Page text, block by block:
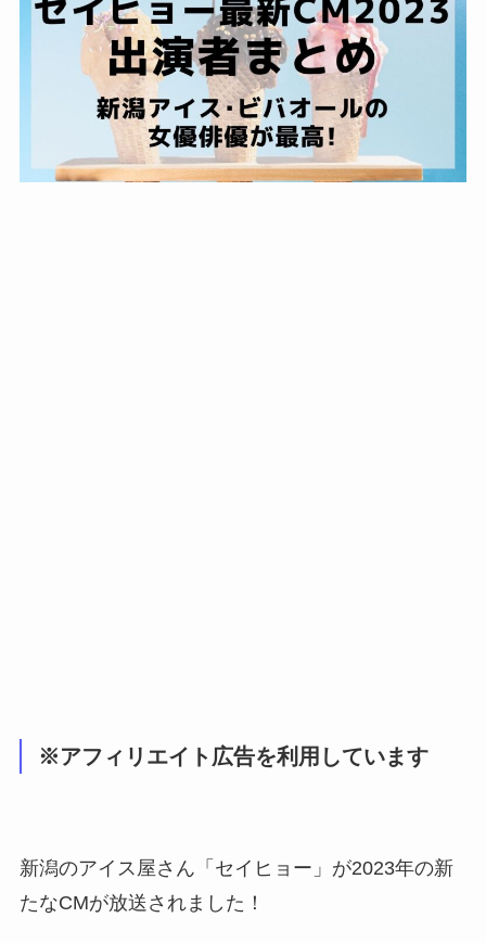
※アフィリエイト広告を利用しています
新潟のアイス屋さん「セイヒョー」が2023年の新
たなCMが放送されました！